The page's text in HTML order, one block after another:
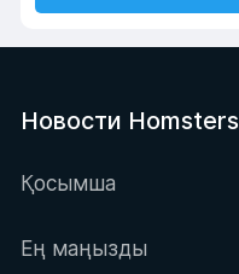
Новости Homsters
Қосымша
Ең маңызды